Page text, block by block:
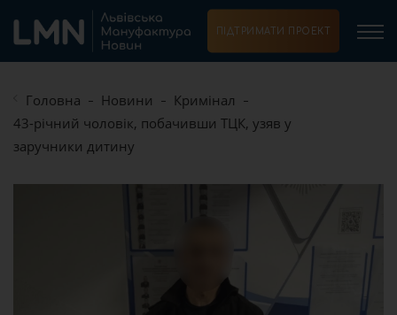
ПІДТРИМАТИ ПРОЕКТ
Головна Новини
Кримінал
43-річний чоловік, побачивши ТЦК, узяв у
заручники дитину